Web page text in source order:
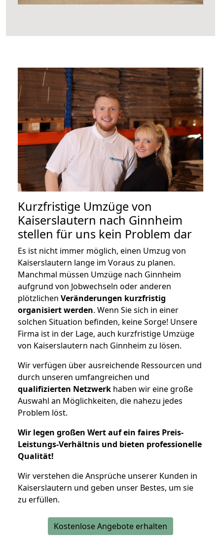
Kurzfristige Umzüge von
Kaiserslautern nach Ginnheim
stellen für uns kein Problem dar
Es ist nicht immer möglich, einen Umzug von
Kaiserslautern lange im Voraus zu planen.
Manchmal müssen Umzüge nach Ginnheim
aufgrund von Jobwechseln oder anderen
plötzlichen Veränderungen kurzfristig
organisiert werden. Wenn Sie sich in einer
solchen Situation befinden, keine Sorge! Unsere
Firma ist in der Lage, auch kurzfristige Umzüge
von Kaiserslautern nach Ginnheim zu lösen.
Wir verfügen über ausreichende Ressourcen und
durch unseren umfangreichen und
qualifizierten Netzwerk haben wir eine große
Auswahl an Möglichkeiten, die nahezu jedes
Problem löst.
Wir legen großen Wert auf ein faires Preis-
Leistungs-Verhältnis und bieten professionelle
Qualität!
Wir verstehen die Ansprüche unserer Kunden in
Kaiserslautern und geben unser Bestes, um sie
zu erfüllen.
Kostenlose Angebote erhalten